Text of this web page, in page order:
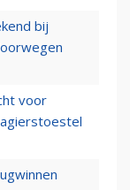
bij
voor